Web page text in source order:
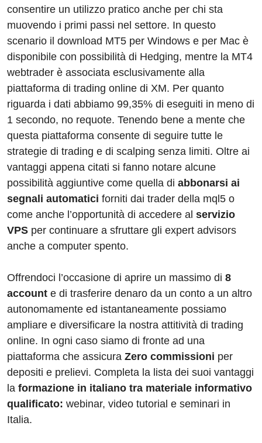
consentire un utilizzo pratico anche per chi sta
muovendo i primi passi nel settore. In questo
scenario il download MT5 per Windows e per Mac è
disponibile con possibilità di Hedging, mentre la MT4
webtrader è associata esclusivamente alla
piattaforma di trading online di XM. Per quanto
riguarda i dati abbiamo 99,35% di eseguiti in meno di
1 secondo, no requote. Tenendo bene a mente che
questa piattaforma consente di seguire tutte le
strategie di trading e di scalping senza limiti. Oltre ai
vantaggi appena citati si fanno notare alcune
possibilità aggiuntive come quella di abbonarsi ai
segnali automatici forniti dai trader della mql5 o
come anche l’opportunità di accedere al servizio
VPS per continuare a sfruttare gli expert advisors
anche a computer spento.
Offrendoci l’occasione di aprire un massimo di 8
account e di trasferire denaro da un conto a un altro
autonomamente ed istantaneamente possiamo
ampliare e diversificare la nostra attitività di trading
online. In ogni caso siamo di fronte ad una
piattaforma che assicura Zero commissioni per
depositi e prelievi. Completa la lista dei suoi vantaggi
la formazione in italiano tra materiale informativo
qualificato: webinar, video tutorial e seminari in
Italia.